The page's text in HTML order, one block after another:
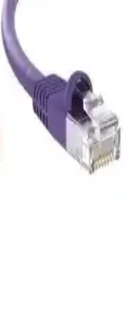
karşılaştırmasıyla,
Yüksek
hız, düşük
mükemmel